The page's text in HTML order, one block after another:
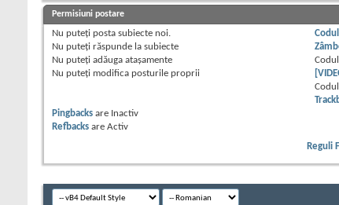
Permisiuni postare
Nu puteţi posta subiecte noi.
Nu puteţi răspunde la subiecte
Nu puteţi adăuga ataşamente
Nu puteţi modifica posturile proprii
Codul
Pingbacks are Inactiv
Refbacks are Activ
Reguli